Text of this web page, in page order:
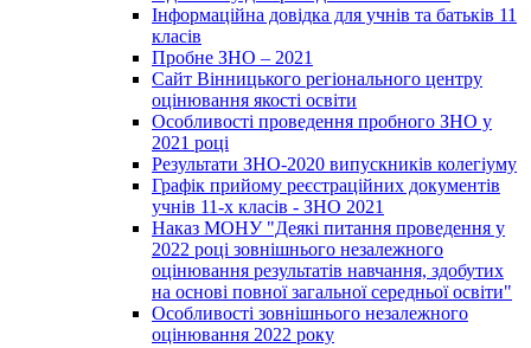
Інформаційна довідка для учнів та батьків 11
класів
Пробне ЗНО – 2021
Сайт Вінницького регіонального центру
оцінювання якості освіти
Особливості проведення пробного ЗНО у
2021 році
Результати ЗНО-2020 випускників колегіуму
Графік прийому реєстраційних документів
учнів 11-х класів - ЗНО 2021
Наказ МОНУ "Деякі питання проведення у
2022 році зовнішнього незалежного
оцінювання результатів навчання, здобутих
на основі повної загальної середньої освіти"
Особливості зовнішнього незалежного
оцінювання 2022 року